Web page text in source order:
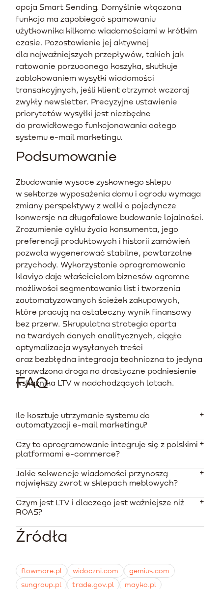
opcja Smart Sending. Domyślnie włączona
funkcja ma zapobiegać spamowaniu
użytkownika kilkoma wiadomościami w krótkim
czasie. Pozostawienie jej aktywnej
dla najważniejszych przepływów, takich jak
ratowanie porzuconego koszyka, skutkuje
zablokowaniem wysyłki wiadomości
transakcyjnych, jeśli klient otrzymał wczoraj
zwykły newsletter. Precyzyjne ustawienie
priorytetów wysyłki jest niezbędne
do prawidłowego funkcjonowania całego
systemu e-mail marketingu.
Podsumowanie
Zbudowanie wysoce zyskownego sklepu
w sektorze wyposażenia domu i ogrodu wymaga
zmiany perspektywy z walki o pojedyncze
konwersje na długofalowe budowanie lojalności.
Zrozumienie cyklu życia konsumenta, jego
preferencji produktowych i historii zamówień
pozwala wygenerować stabilne, powtarzalne
przychody. Wykorzystanie oprogramowania
klaviyo daje właścicielom biznesów ogromne
możliwości segmentowania list i tworzenia
zautomatyzowanych ścieżek zakupowych,
które pracują na ostateczny wynik finansowy
bez przerw. Skrupulatna strategia oparta
na twardych danych analitycznych, ciągła
optymalizacja wysyłanych treści
oraz bezbłędna integracja techniczna to jedyna
sprawdzona droga na drastyczne podniesienie
wskaźnika LTV w nadchodzących latach.
FAQ
Ile kosztuje utrzymanie systemu do
automatyzacji e-mail marketingu?
Koszty zależą od wielkości bazy adresowej.
kontaktów, natomiast dla baz liczących kilka tysięcy
subskrybentów miesięczny abonament wynosi od
Czy to oprogramowanie integruje się z polskimi
platformami e-commerce?
Integracja ze środowiskami globalnymi jak Shopify czy
przypadku polskich rozwiązań SaaS, takich jak Shoper
czy IdoSell, wymagane jest użycie dedykowanego API
Jakie sekwencje wiadomości przynoszą
największy zwrot w sklepach meblowych?
Najwyższy wpływ na przychody mają przepływy
edukujące o materiałach i jakości. Skuteczne są
również sekwencje reaktywacyjne wysyłane przed
Czym jest LTV i dlaczego jest ważniejsze niż
ROAS?
LTV to wartość życiowa klienta, czyli łączny zysk ze
długoterminową stabilność, podczas gdy ROAS mierzy
jedynie opłacalność pojedynczej kampanii reklamowej.
Źródła
flowmore.pl widoczni.com
gemius.com
sungroup.pl
trade.gov.pl
mayko.pl